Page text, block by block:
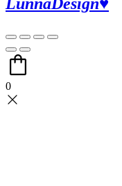
LunnaDesign♥
0